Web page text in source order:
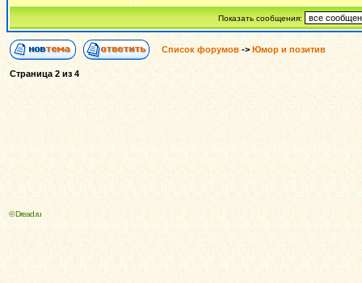
Показать сообщения:
Список форумов -> Юмор и позитив
Страница 2из 4
© Dread.ru